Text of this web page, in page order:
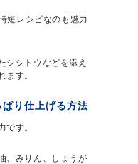
短レシピなのも魅力
シシトウなどを添え
ます。
り仕上げる方法
です。
、みりん、しょうが